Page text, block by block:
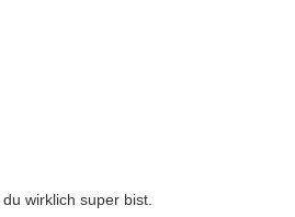
wirklich super bist.